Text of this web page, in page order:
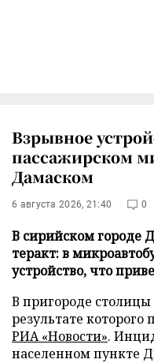
Взрывное
пассажирском
Дамаском
6 августа 2026, 21:40 0
В сирийском городе
теракт: в
устройство, что
В пригороде
результате
РИА «Новости».
населенном пункте